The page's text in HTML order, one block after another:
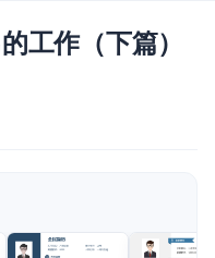
工作（下篇）